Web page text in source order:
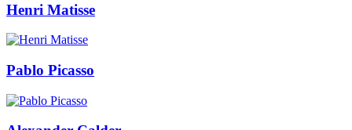
Henri Matisse
Pablo Picasso